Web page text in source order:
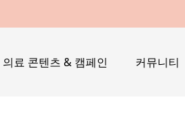
의료 콘텐츠 & 캠페인 커뮤니티